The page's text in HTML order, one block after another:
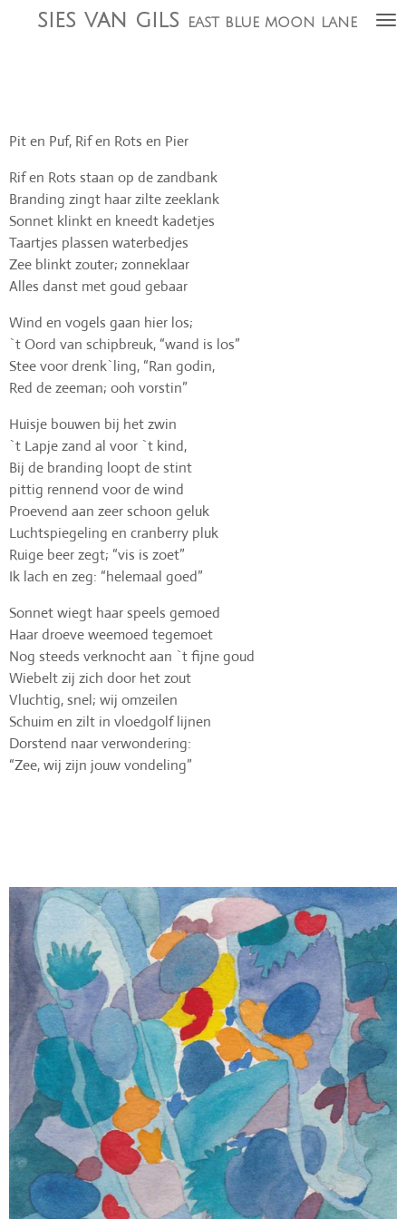
sies van gils east blue moon lane
Pit en Puf, Rif en Rots en Pier
Rif en Rots staan op de zandbank
Branding zingt haar zilte zeeklank
Sonnet klinkt en kneedt kadetjes
Taartjes plassen waterbedjes
Zee blinkt zouter; zonneklaar
Alles danst met goud gebaar
Wind en vogels gaan hier los;
`t Oord van schipbreuk, “wand is los”
Stee voor drenk`ling, “Ran godin,
Red de zeeman; ooh vorstin”
Huisje bouwen bij het zwin
`t Lapje zand al voor `t kind,
Bij de branding loopt de stint
pittig rennend voor de wind
Proevend aan zeer schoon geluk
Luchtspiegeling en cranberry pluk
Ruige beer zegt; “vis is zoet”
Ik lach en zeg: “helemaal goed”
Sonnet wiegt haar speels gemoed
Haar droeve weemoed tegemoet
Nog steeds verknocht aan `t fijne goud
Wiebelt zij zich door het zout
Vluchtig, snel; wij omzeilen
Schuim en zilt in vloedgolf lijnen
Dorstend naar verwondering:
“Zee, wij zijn jouw vondeling”